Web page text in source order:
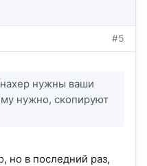
#5
нужны ваши
нужно, скопируют
но в последний раз,